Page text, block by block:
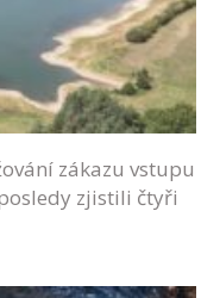
zákazu vstupu
zjistili čtyři